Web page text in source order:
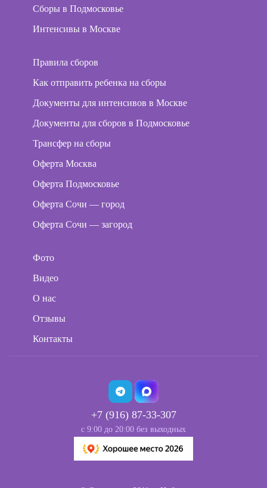
+7 (916) 87-33-307
с 9:00 до 20:00 без выходных
Сборы в Подмосковье
Интенсивы в Москве
Правила сборов
Как отправить ребенка на сборы
Документы для интенсивов в Москве
Документы для сборов в Подмосковье
Трансфер на сборы
Оферта Москва
Оферта Подмосковье
Оферта Сочи — город
Оферта Сочи — загород
Фото
Видео
О нас
Отзывы
Контакты